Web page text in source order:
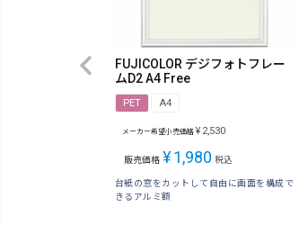
FUJICOLOR デジフォトフレー
ムD2 A4 Free
PET A4
メーカー希望小売価格 ¥ 2,530
販売価格 ¥1,980 税込
台紙の窓をカットして自由に画面を構成で
きるアルミ額